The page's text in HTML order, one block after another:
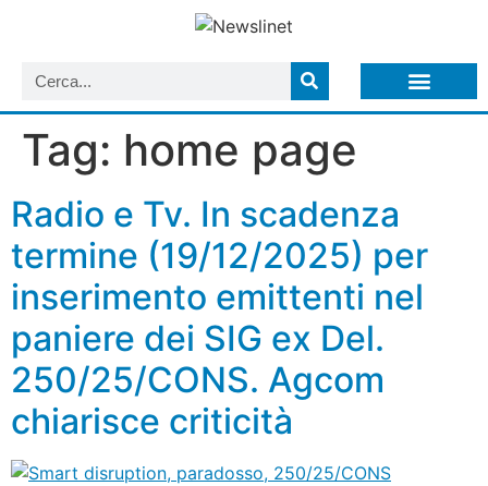
Tag: home page
Radio e Tv. In scadenza
termine (19/12/2025) per
inserimento emittenti nel
paniere dei SIG ex Del.
250/25/CONS. Agcom
chiarisce criticità